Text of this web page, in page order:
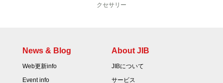
クセサリー
News & Blog
Web更新info
Event info
About JIB
JIBについて
サービス